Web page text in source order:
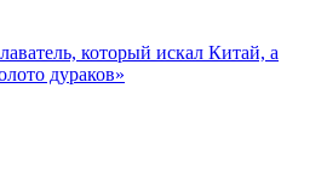
который искал Китай, а
дураков»